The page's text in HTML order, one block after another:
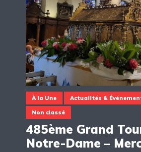
À la Une Actualités &
Non classé
485ème Grand
Notre-Dame –